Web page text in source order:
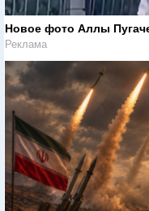
Новое фото Аллы
Реклама